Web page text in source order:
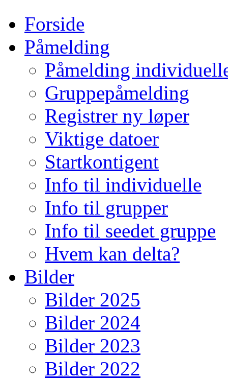
Forside
Påmelding
Påmelding
Gruppepåmelding
Registrer ny løper
Viktige datoer
Startkontigent
Info til individuelle
Info til grupper
Info til seedet gruppe
Hvem kan delta?
Bilder
Bilder 2025
Bilder 2024
Bilder 2023
Bilder 2022